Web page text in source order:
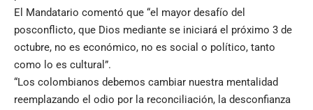
El Mandatario comentó que “el mayor desafío del
posconflicto, que Dios mediante se iniciará el próximo 3 de
octubre, no es económico, no es social o político, tanto
como lo es cultural”.
“Los colombianos debemos cambiar nuestra mentalidad
reemplazando el odio por la reconciliación, la desconfianza